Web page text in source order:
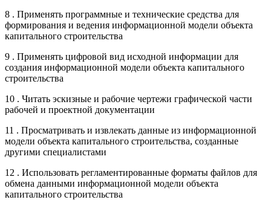
8 . Применять программные и технические средства для
формирования и ведения информационной модели объекта
капитального строительства
9 . Применять цифровой вид исходной информации для
создания информационной модели объекта капитального
строительства
10 . Читать эскизные и рабочие чертежи графической части
рабочей и проектной документации
11 . Просматривать и извлекать данные из информационной
модели объекта капитального строительства, созданные
другими специалистами
12 . Использовать регламентированные форматы файлов для
обмена данными информационной модели объекта
капитального строительства